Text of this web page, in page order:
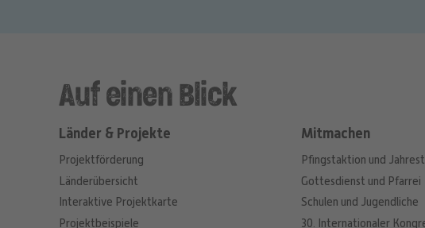
Auf einen Blick
Länder & Projekte
Projektförderung
Länderübersicht
Interaktive Projektkarte
Projektbeispiele
Mitmachen
Pfingstaktion und
Gottesdienst und Pfarrei
Schulen und Jugendliche
30. Internationaler